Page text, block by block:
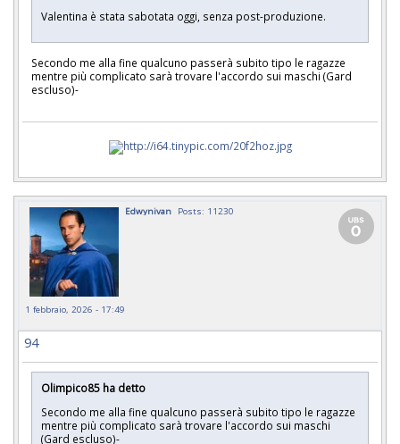
Valentina è stata sabotata oggi, senza post-produzione.
Secondo me alla fine qualcuno passerà subito tipo le ragazze
mentre più complicato sarà trovare l'accordo sui maschi (Gard
escluso)-
Edwynivan Posts: 11230
1 febbraio, 2026 - 17:49
94
Olimpico85 ha detto
Secondo me alla fine qualcuno passerà subito tipo le ragazze
mentre più complicato sarà trovare l'accordo sui maschi
(Gard escluso)-